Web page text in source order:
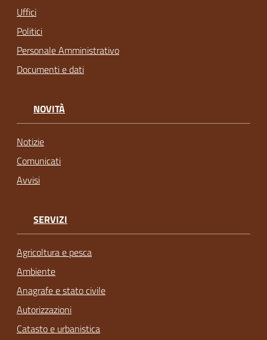
Uffici
Politici
Personale Amministrativo
Documenti e dati
NOVITÀ
Notizie
Comunicati
Avvisi
SERVIZI
Agricoltura e pesca
Ambiente
Anagrafe e stato civile
Autorizzazioni
Catasto e urbanistica